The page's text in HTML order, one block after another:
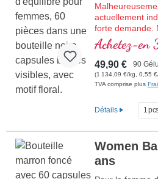
actuellement
forte demande.
recevoir un
29/2026.
Pour la femme
dans du verre
Achetez-en
49,90 € 90
(1 134,09 €/kg, 0,55
TVA comprise plus
Détails
Women
ans